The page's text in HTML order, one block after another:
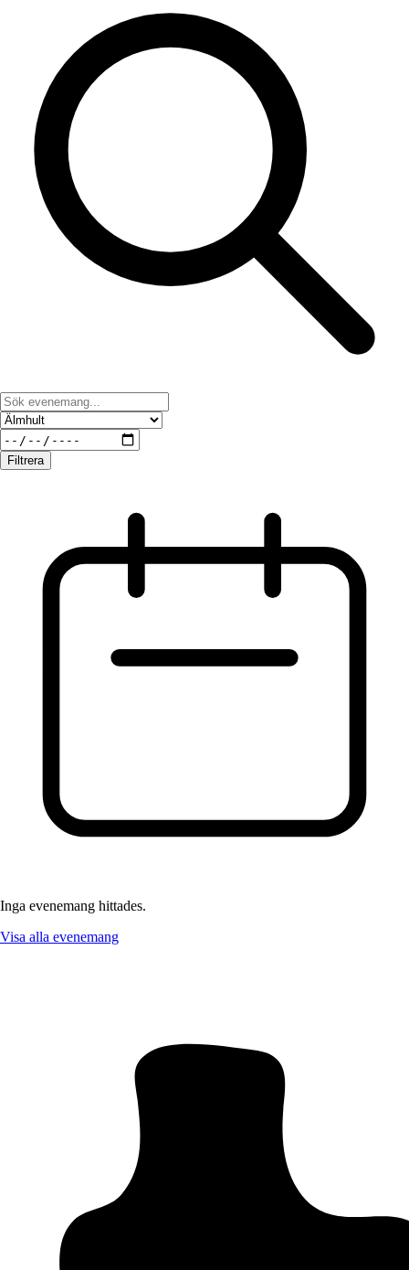
Filtrera
Inga evenemang hittades.
Visa alla evenemang